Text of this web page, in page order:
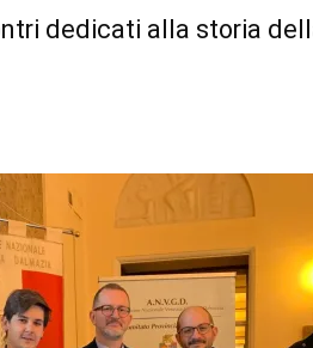
dedicati alla storia